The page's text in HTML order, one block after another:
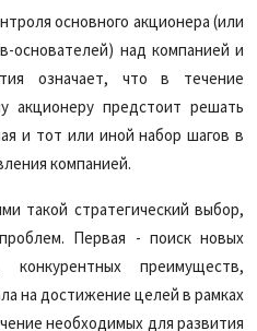
основного акционера (или
основателей) над компанией и
означает, что в течение
акционеру предстоит решать
и тот или иной набор шагов в
компанией.
такой стратегический выбор,
Первая - поиск новых
преимуществ,
на достижение целей в рамках
необходимых для развития